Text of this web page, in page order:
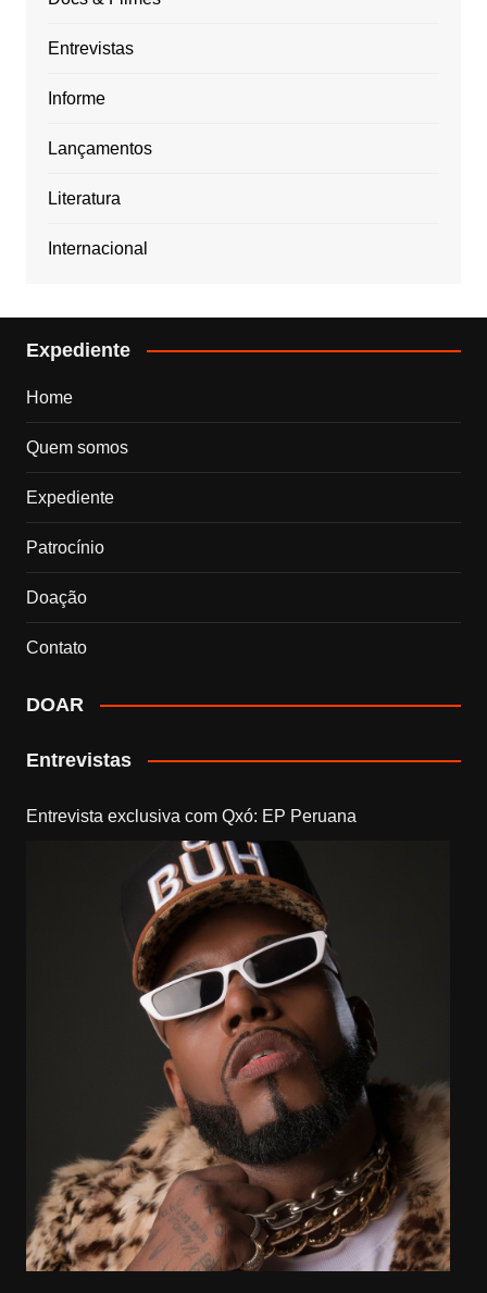
Entrevistas
Informe
Lançamentos
Literatura
Internacional
Expediente
Home
Quem somos
Expediente
Patrocínio
Doação
Contato
DOAR
Entrevistas
Entrevista exclusiva com Qxó: EP Peruana